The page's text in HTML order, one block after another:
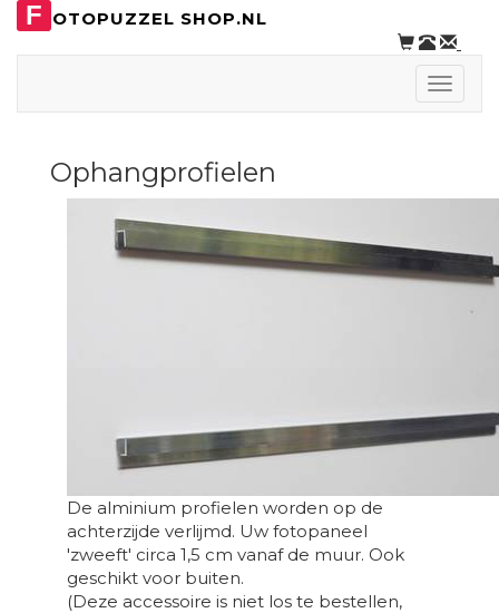
F OTOPUZZEL SHOP.NL
Toggle
Ophangprofielen
De alminium profielen worden op de
achterzijde verlijmd. Uw fotopaneel
'zweeft' circa 1,5 cm vanaf de muur. Ook
geschikt voor buiten.
(Deze accessoire is niet los te bestellen,